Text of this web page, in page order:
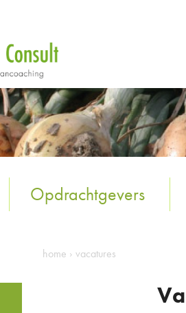
Opdrachtgevers
home › vacatures